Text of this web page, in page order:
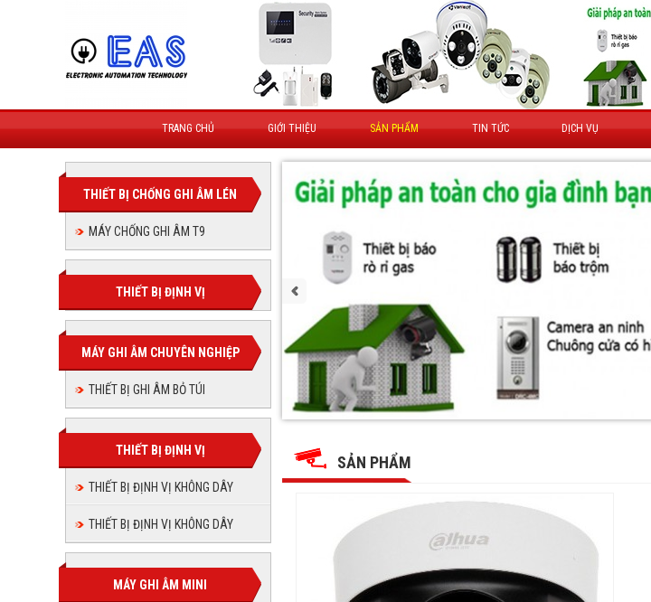
TRANG CHỦ GIỚI THIỆU SẢN PHẨM TIN TỨC DỊCH VỤ
THIẾT BỊ CHỐNG GHI ÂM LÉN
MÁY CHỐNG GHI ÂM T9
THIẾT BỊ ĐỊNH VỊ
MÁY GHI ÂM CHUYÊN NGHIỆP
THIẾT BỊ GHI ÂM BỎ TÚI
THIẾT BỊ ĐỊNH VỊ
THIẾT BỊ ĐỊNH VỊ KHÔNG DÂY
THIẾT BỊ ĐỊNH VỊ KHÔNG DÂY
MÁY GHI ÂM MINI
SD29204T-
GN,
camera
Dahua
SD29204T-
SD29204T-
GN,
camera
Dahua
SD29204T-
SD29204T-
GN,
camera
SD29204T-
SD29204T-
GN,
camera
Dahua
SD29204T-
camera
Dahua
SD29204T-
SD29204T-
camera
Dahua
SD29204T-
GN
SẢN PHẨM